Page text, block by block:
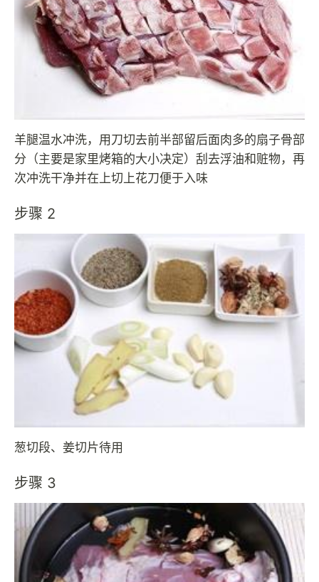
羊腿温水冲洗，用刀切去前半部留后面肉多的扇子骨部
分（主要是家里烤箱的大小决定）刮去浮油和赃物，再
次冲洗干净并在上切上花刀便于入味
步骤 2
葱切段、姜切片待用
步骤 3